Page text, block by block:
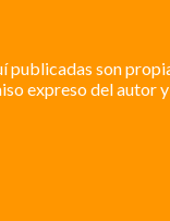
son
expreso del autor